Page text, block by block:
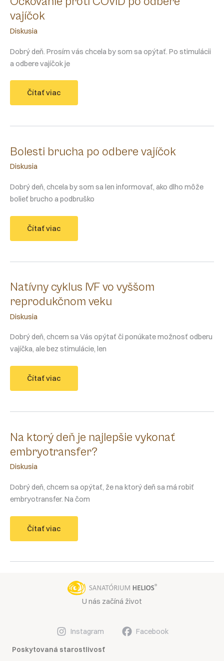
vajíčok
Diskusia
Dobrý deň. Prosím vás chcela by som sa opýtať. Po stimulácii
a odbere vajíčok je
Očkovanie
COVID
vajíčok
Čítať viac
Bolesti brucha po odbere vajíčok
Diskusia
Dobrý deň, chcela by som sa len informovať, ako dlho môže
bolieť brucho a podbruško
Bolesti
po
Čítať viac
Natívny cyklus IVF vo vyššom
reprodukčnom veku
Diskusia
Dobrý deň, chcem sa Vás opýtať či ponúkate možnosť odberu
vajíčka, ale bez stimulácie, len
Natívny
IVF
reprodukčnom
Čítať viac
Na ktorý deň je najlepšie vykonať
embryotransfer?
Diskusia
Dobrý deň, chcem sa opýtať, že na ktorý deň sa má robiť
embryotransfer. Na čom
Na
deň
vykonať
Čítať viac
U nás začíná život
Instagram Facebook
Poskytovaná starostlivosť